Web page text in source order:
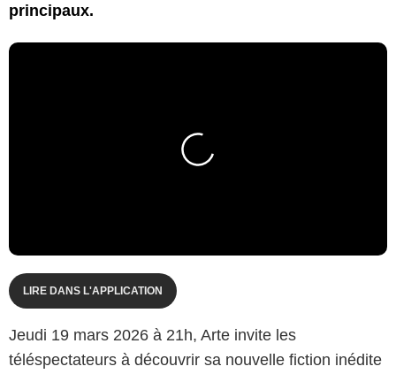
principaux.
LIRE DANS L'APPLICATION
Jeudi 19 mars 2026 à 21h, Arte invite les
téléspectateurs à découvrir sa nouvelle fiction inédite